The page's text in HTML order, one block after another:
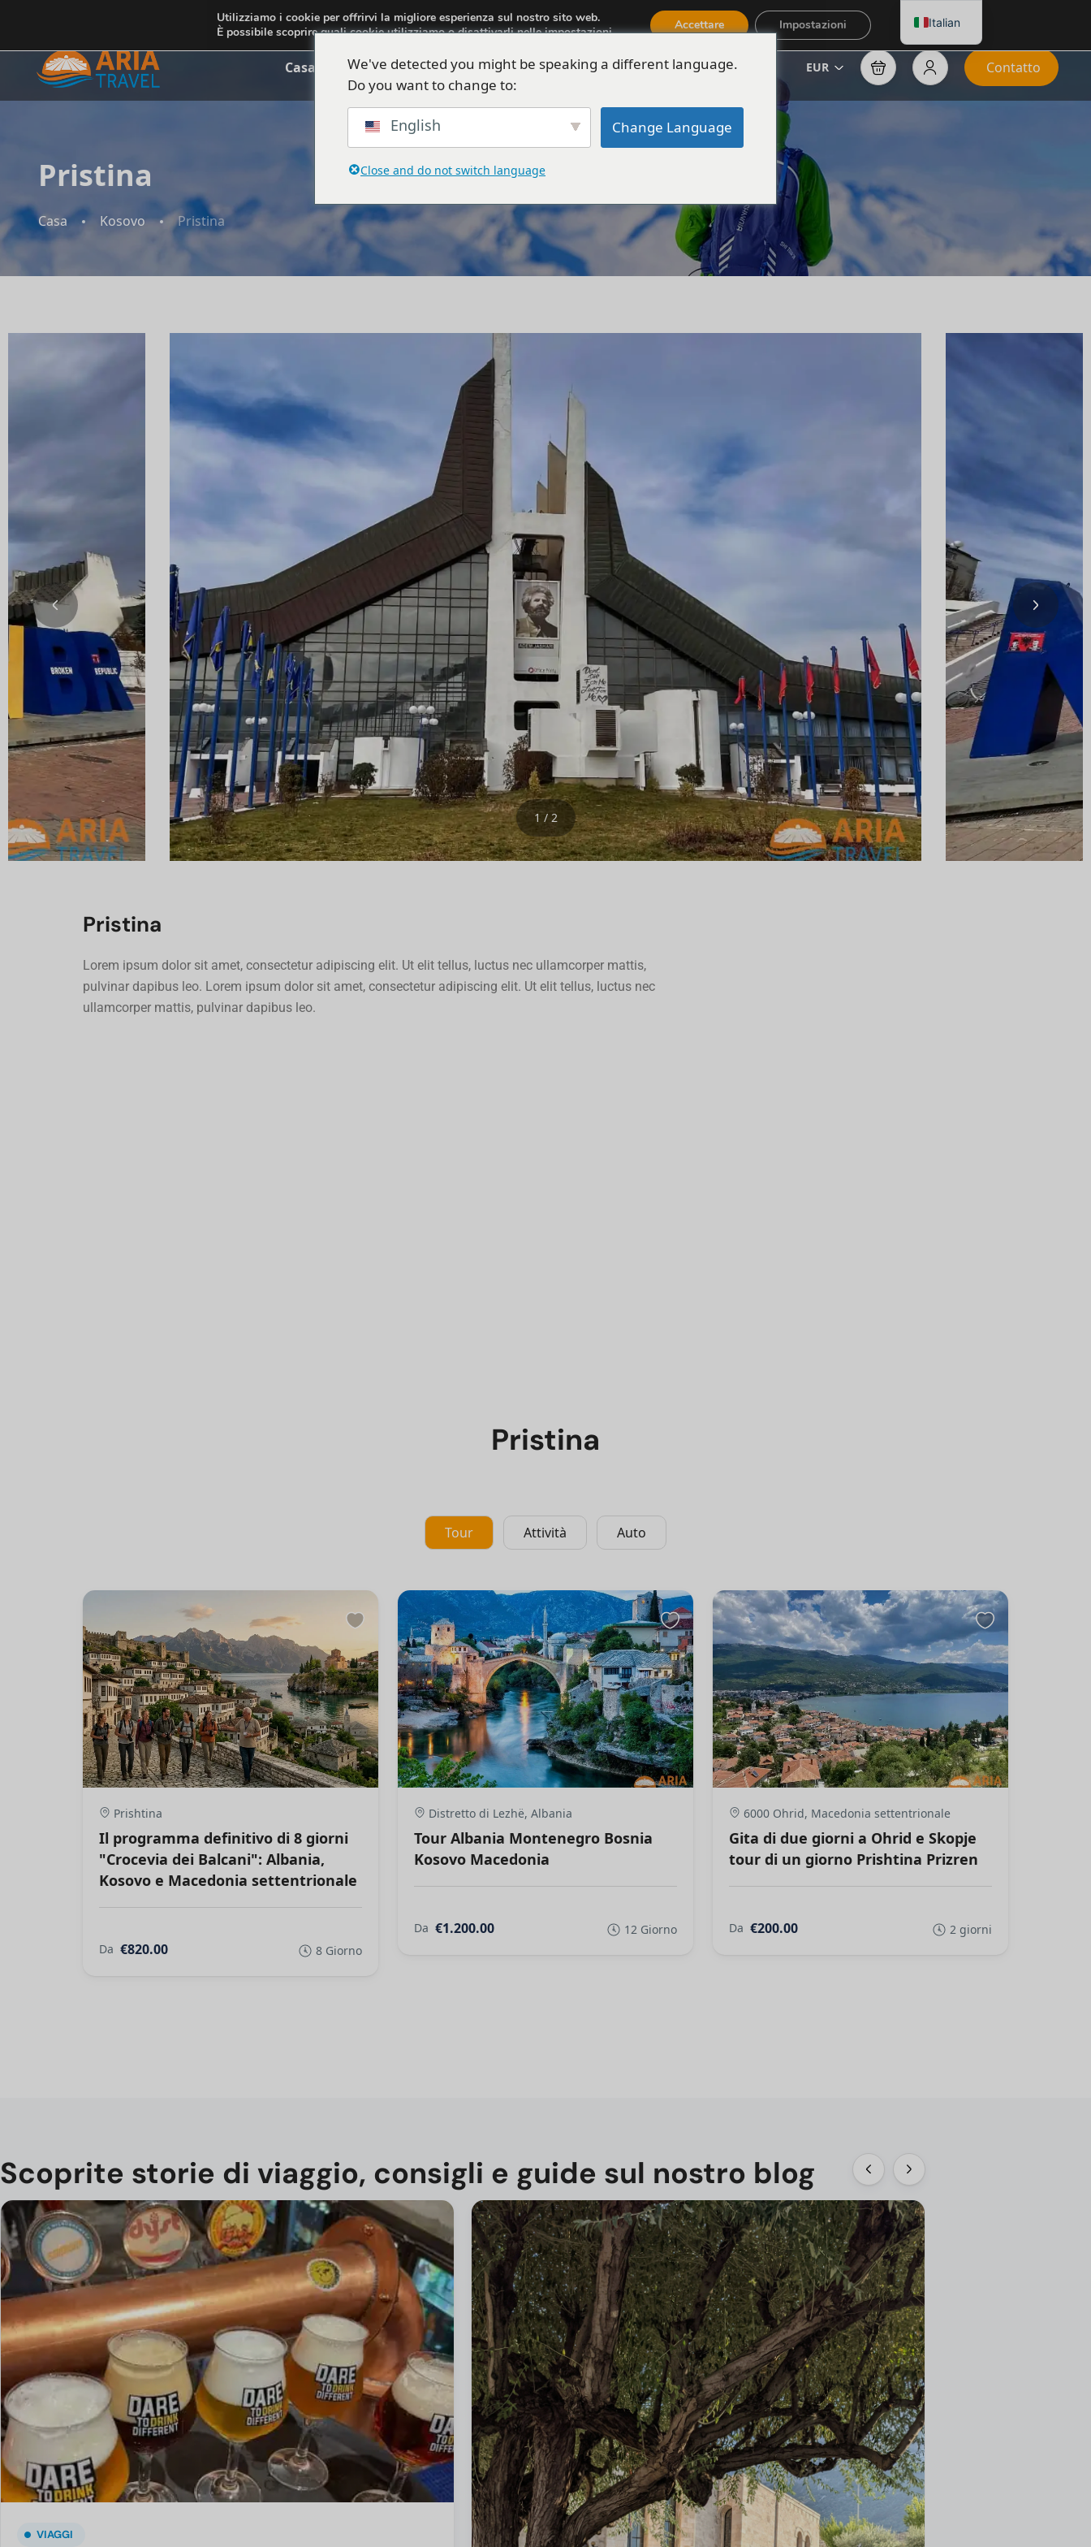
info@ariatravelalbania.com aria.travel.albania@gmail.com
Casa Chi siamo Tour Automobili Attività Blog EUR Contatto
Pristina
Casa Kosovo Pristina
1 / 2
Pristina
Lorem ipsum dolor sit amet, consectetur adipiscing elit. Ut elit tellus, luctus nec ullamcorper mattis,
pulvinar dapibus leo. Lorem ipsum dolor sit amet, consectetur adipiscing elit. Ut elit tellus, luctus nec
ullamcorper mattis, pulvinar dapibus leo.
Pristina
Tour Attività Auto
Prishtina
Il programma definitivo di 8 giorni
"Crocevia dei Balcani": Albania,
Kosovo e Macedonia settentrionale
Da €820.00 8 Giorno
Distretto di Lezhë, Albania
Tour Albania Montenegro Bosnia
Kosovo Macedonia
Da €1.200.00 12 Giorno
6000 Ohrid, Macedonia settentrionale
Gita di due giorni a Ohrid e Skopje
tour di un giorno Prishtina Prizren
Da €200.00 2 giorni
Scoprite storie di viaggio, consigli e guide sul nostro blog
VIAGGI
We've detected you might be speaking a different language.
Do you want to change to:
English Change Language
Close and do not switch language
Utilizziamo i cookie per offrirvi la migliore esperienza sul nostro sito web.
È possibile scoprire quali cookie utilizziamo o disattivarli nelleimpostazioni. Accettare Impostazioni Italian